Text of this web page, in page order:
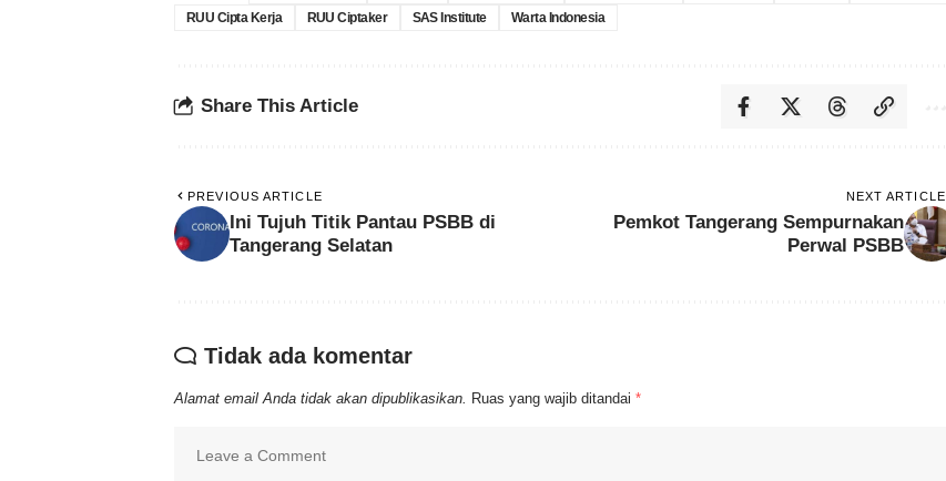
RUU Cipta Kerja
RUU Ciptaker SAS Institute Warta Indonesia
Share This Article
PREVIOUS ARTICLE
Ini Tujuh Titik Pantau PSBB di
Tangerang Selatan
NEXT ARTICLE
Pemkot Tangerang Sempurnakan
Perwal PSBB
Tidak ada komentar
Alamat email Anda tidak akan dipublikasikan. Ruas yang wajib ditandai *